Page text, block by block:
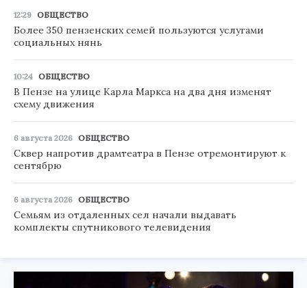
12:29 ОБЩЕСТВО
Более 350 пензенских семей пользуются услугами
социальных нянь
10:24 ОБЩЕСТВО
В Пензе на улице Карла Маркса на два дня изменят
схему движения
6 августа 2026 ОБЩЕСТВО
Сквер напротив драмтеатра в Пензе отремонтируют к
сентябрю
6 августа 2026 ОБЩЕСТВО
Семьям из отдаленных сел начали выдавать
комплекты спутникового телевидения